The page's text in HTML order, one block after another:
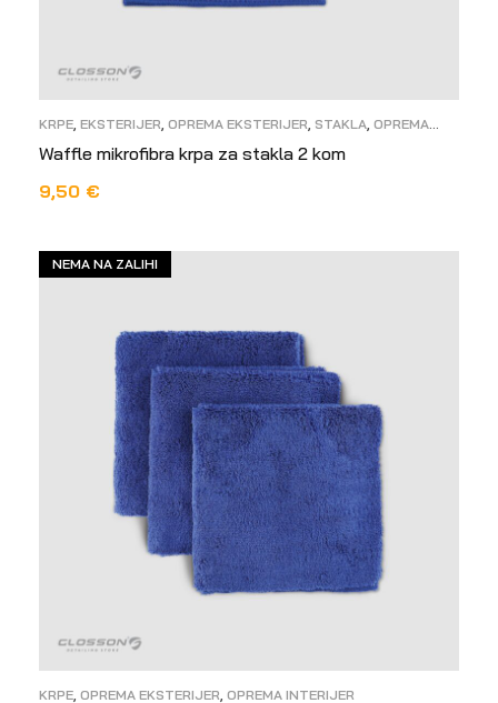
KRPE EKSTERIJER OPREMA EKSTERIJER STAKLA OPREMA
Waffle mikrofibra krpa za stakla 2 kom
9,50 €
NEMA NA ZALIHI
KRPE OPREMA EKSTERIJER OPREMA INTERIJER